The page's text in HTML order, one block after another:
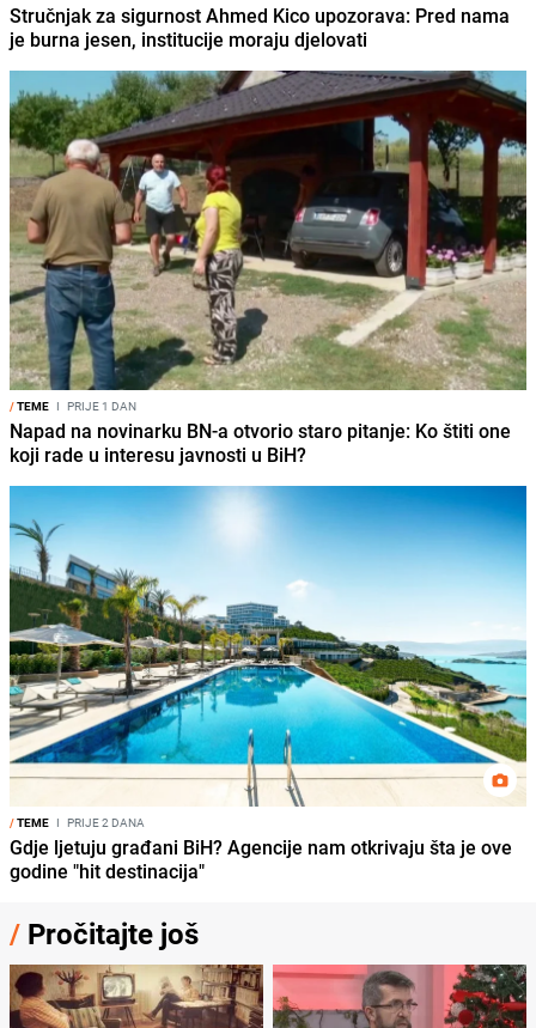
Stručnjak za sigurnost Ahmed Kico upozorava: Pred nama
je burna jesen, institucije moraju djelovati
/TEME I PRIJE 1 DAN
Napad na novinarku BN-a otvorio staro pitanje: Ko štiti one
koji rade u interesu javnosti u BiH?
/TEME I PRIJE 2 DANA
Gdje ljetuju građani BiH? Agencije nam otkrivaju šta je ove
godine "hit destinacija"
/ Pročitajte još